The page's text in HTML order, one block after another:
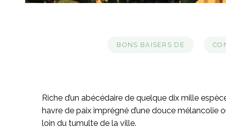
BONS BAISERS DE
Riche d’un abécédaire de quelque dix mille
havre de paix imprégné d’une douce mélancolie
loin du tumulte de la ville.